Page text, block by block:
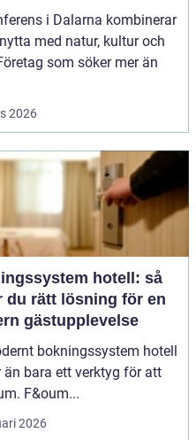
i Dalarna kombinerar
med natur, kultur och
som söker mer än
2026
hotell: så
du rätt lösning för en
gästupplevelse
bokningssystem hotell
än bara ett verktyg för att
F&oum...
2026